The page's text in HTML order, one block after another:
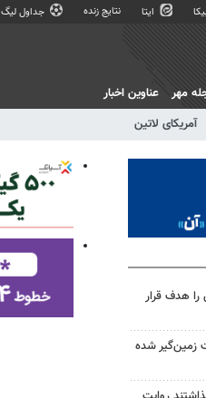
ایتا نتایج زنده جداول لیگ
آمریکای لاتین
مهر عناوین اخبار
هدف قرار
زمین‌گیر شده